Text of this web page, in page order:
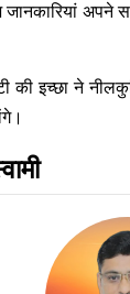
जानकारियां
की इच्छा ने